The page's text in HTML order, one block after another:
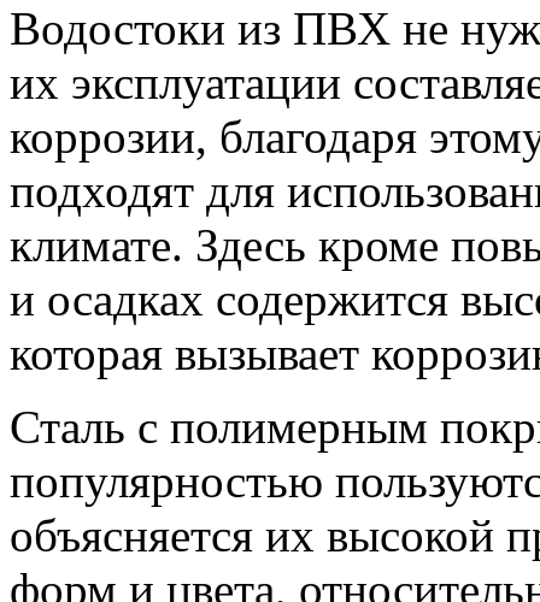
Водостоки из ПВХ не
их эксплуатации
коррозии, благодаря
подходят для
климате. Здесь кроме
и осадках содержится
которая вызывает
Сталь с полимерным
популярностью
объясняется их высокой
форм и цвета,